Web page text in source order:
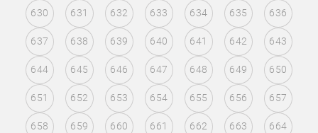
630 631 632 633 634 635 636
637 638 639 640 641 642 643
644 645 646 647 648 649 650
651 652 653 654 655 656 657
658 659 660 661 662 663 664